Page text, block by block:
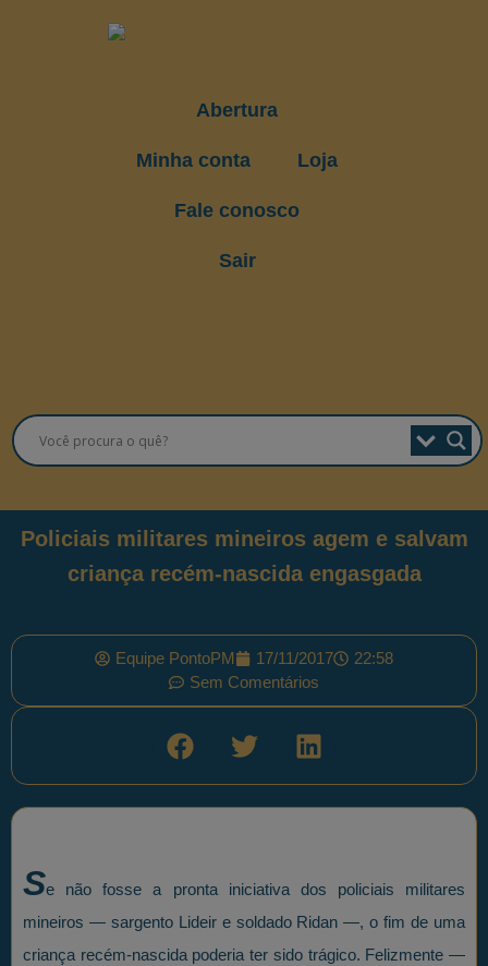
Abertura
Minha conta Loja
Fale conosco
Sair
Policiais militares mineiros agem e salvam
criança recém-nascida engasgada
Equipe PontoPM 17/11/2017
22:58
Sem Comentários
Se não fosse a pronta iniciativa dos policiais militares
mineiros — sargento Lideir e soldado Ridan —, o fim de uma
criança recém-nascida poderia ter sido trágico. Felizmente —